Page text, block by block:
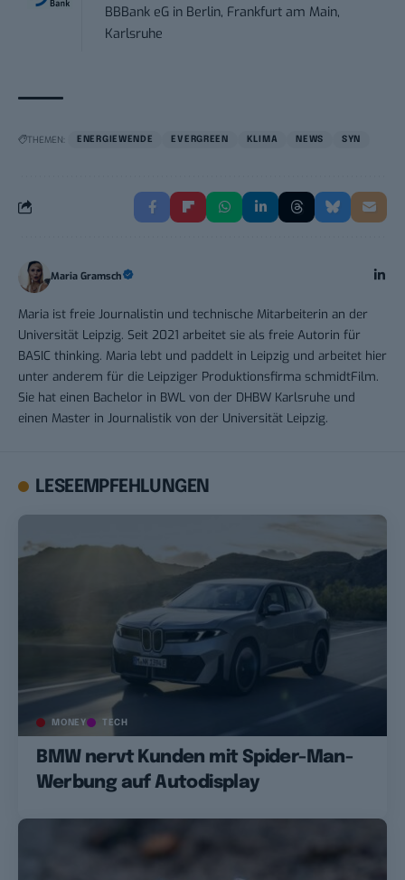
BBBank eG in Berlin, Frankfurt am Main,
Karlsruhe
THEMEN: ENERGIEWENDE EVERGREEN KLIMA NEWS SYN
Maria Gramsch
Maria ist freie Journalistin und technische Mitarbeiterin an der
Universität Leipzig. Seit 2021 arbeitet sie als freie Autorin für
BASIC thinking. Maria lebt und paddelt in Leipzig und arbeitet hier
unter anderem für die Leipziger Produktionsfirma schmidtFilm.
Sie hat einen Bachelor in BWL von der DHBW Karlsruhe und
einen Master in Journalistik von der Universität Leipzig.
LESEEMPFEHLUNGEN
MONEY TECH
BMW nervt Kunden mit Spider-Man-
Werbung auf Autodisplay